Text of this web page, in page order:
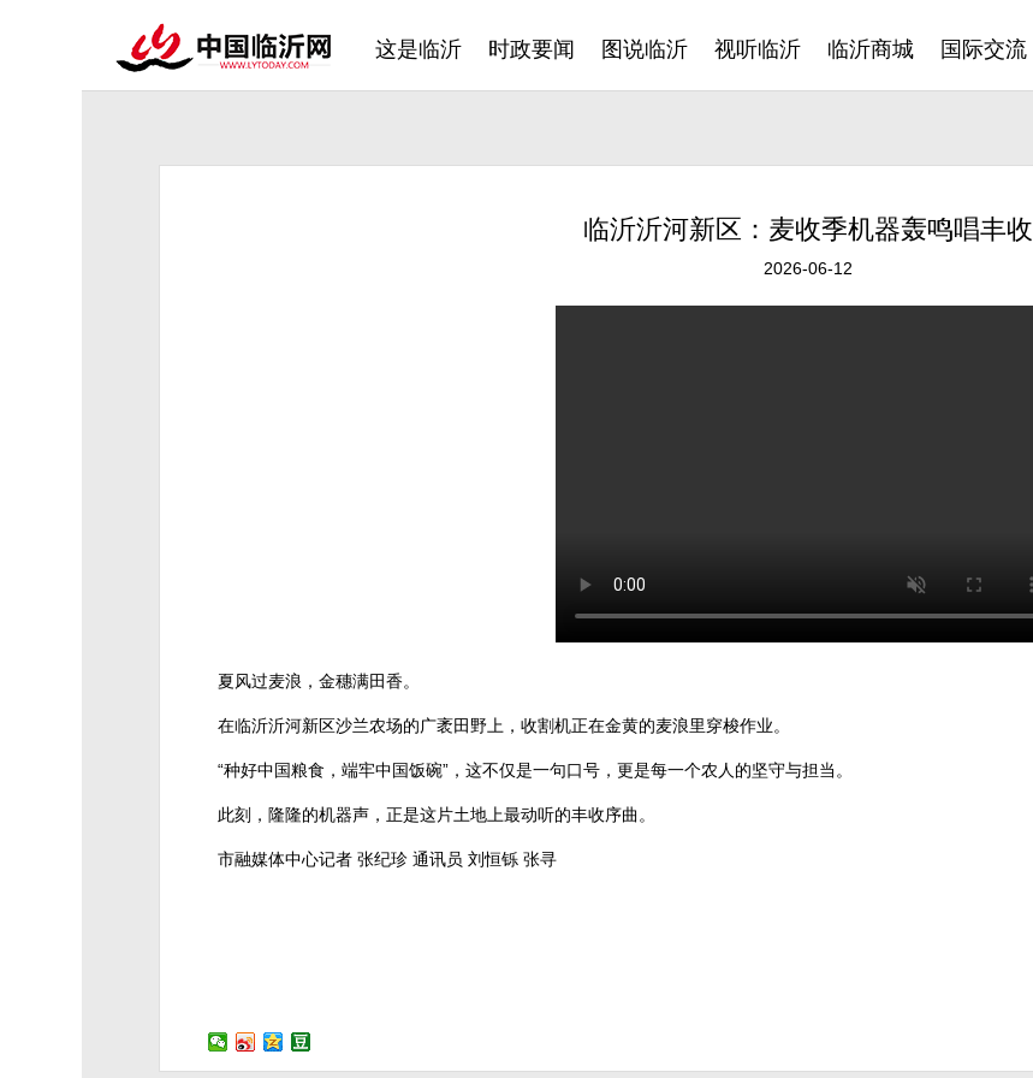
这是临沂 时政要闻 图说临沂 视听临沂 临沂商城 国际交流
临沂沂河新区：麦收季机器轰鸣唱丰收
2026-06-12
夏风过麦浪，金穗满田香。
在临沂沂河新区沙兰农场的广袤田野上，收割机正在金黄的麦浪里穿梭作业。
“种好中国粮食，端牢中国饭碗”，这不仅是一句口号，更是每一个农人的坚守与担当。
此刻，隆隆的机器声，正是这片土地上最动听的丰收序曲。
市融媒体中心记者 张纪珍 通讯员 刘恒铄 张寻